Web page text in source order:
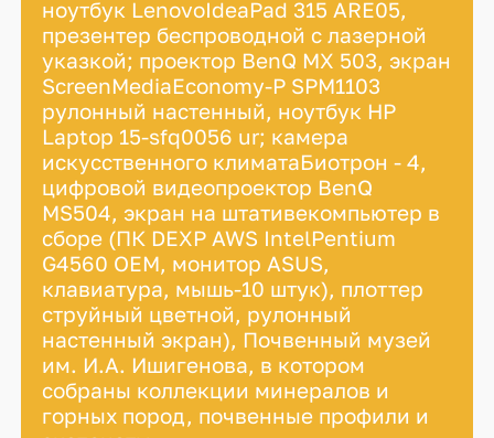
ноутбук LenovoIdeaPad 315 ARE05,
презентер беспроводной с лазерной
указкой; проектор BenQ MX 503, экран
ScreenMediaEconomy-P SPM1103
рулонный настенный, ноутбук HP
Laptop 15-sfq0056 ur; камера
искусственного климатаБиотрон - 4,
цифровой видеопроектор BenQ
MS504, экран на штативекомпьютер в
сборе (ПК DEXP AWS IntelPentium
G4560 OEM, монитор ASUS,
клавиатура, мышь-10 штук), плоттер
струйный цветной, рулонный
настенный экран), Почвенный музей
им. И.А. Ишигенова, в котором
собраны коллекции минералов и
горных пород, почвенные профили и